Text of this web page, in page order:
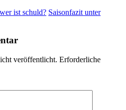
ist schuld? Saisonfazit unter
veröffentlicht. Erforderliche